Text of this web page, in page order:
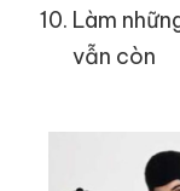
Làm
vẫn còn